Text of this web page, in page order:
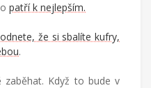
patří k nejlepším.
že si sbalíte kufry,
.
Když to bude v